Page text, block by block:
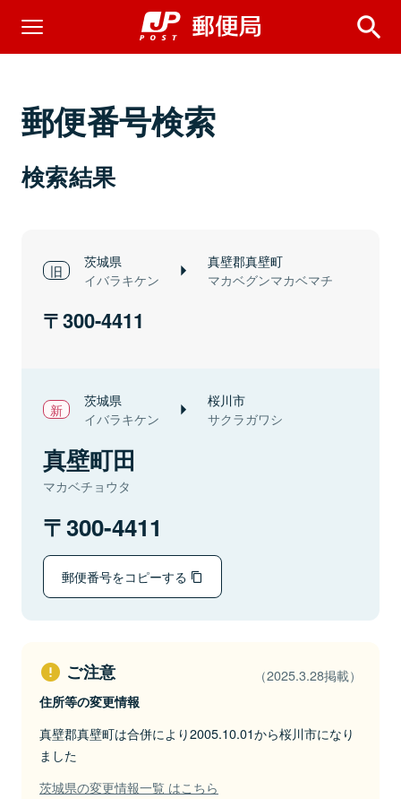
郵便番号検索
検索結果
茨城県
イバラキケン
真壁郡真壁町
マカベグンマカベマチ
300-4411
茨城県
イバラキケン
桜川市
サクラガワシ
真壁町田
マカベチョウタ
300-4411
郵便番号をコピーする
ご注意 （2025.3.28掲載）
住所等の変更情報
真壁郡真壁町は合併により2005.10.01から桜川市になり
ました
茨城県の変更情報一覧 はこちら